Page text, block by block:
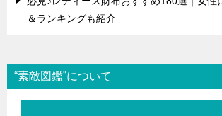
＆ランキングも紹介
“素敵図鑑”について